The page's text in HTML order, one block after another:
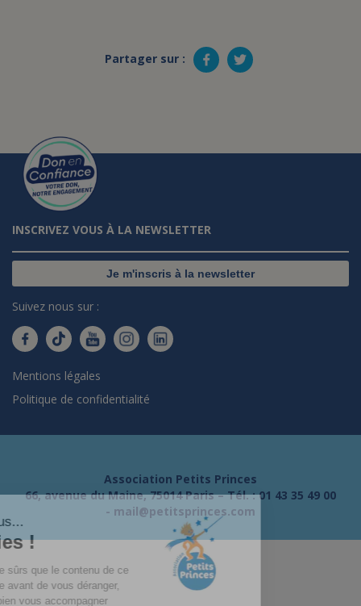
Salut c'est nous...
les Cookies !
On a attendu d'être sûrs que le contenu de ce
site vous intéresse avant de vous déranger,
mais on aimerait bien vous accompagner
Partager sur :
INSCRIVEZ VOUS À LA NEWSLETTER
Je m'inscris à la newsletter
Suivez nous sur :
Mentions légales
Politique de confidentialité
Association Petits Princes
66, avenue du Maine, 75014 Paris – Tél. :01 43 35 49 00
- mail@petitsprinces.com